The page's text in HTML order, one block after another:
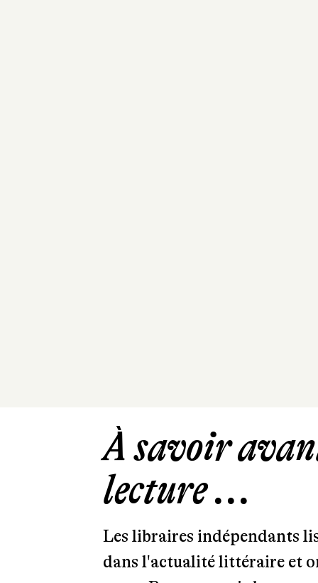
À savoir
lecture ...
Les libraires indépendants
dans l'actualité littéraire et